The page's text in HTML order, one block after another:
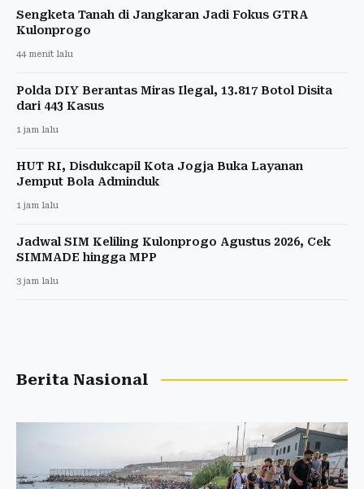
Sengketa Tanah di Jangkaran Jadi Fokus GTRA
Kulonprogo
44 menit lalu
Polda DIY Berantas Miras Ilegal, 13.817 Botol Disita
dari 443 Kasus
1 jam lalu
HUT RI, Disdukcapil Kota Jogja Buka Layanan
Jemput Bola Adminduk
1 jam lalu
Jadwal SIM Keliling Kulonprogo Agustus 2026, Cek
SIMMADE hingga MPP
3 jam lalu
Berita Nasional